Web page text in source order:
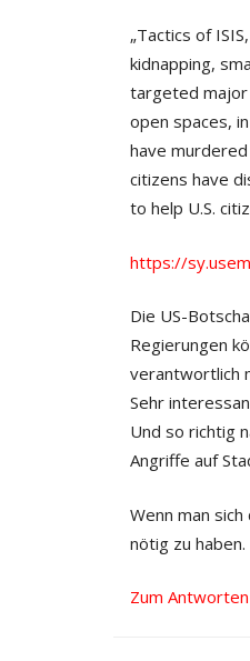
„Tactics of
kidnapping,
targeted major
open spaces,
have
citizens have
to help U.S.
https://
Die US-
Regierungen
verantwortlich
Sehr
Und so richtig
Angriffe auf
Wenn man
nötig zu haben.
Zum